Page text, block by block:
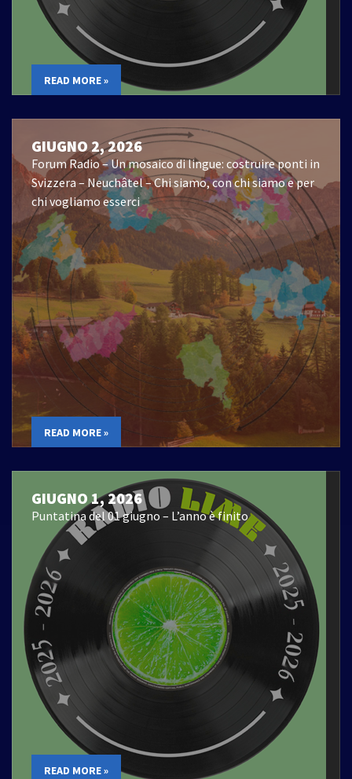
READ MORE »
GIUGNO 2, 2026
Forum Radio – Un mosaico di lingue: costruire ponti in
Svizzera – Neuchâtel – Chi siamo, con chi siamo e per
chi vogliamo esserci
READ MORE »
GIUGNO 1, 2026
Puntatina del 01 giugno – L’anno è finito
READ MORE »